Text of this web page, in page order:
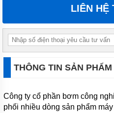
BƠM
NƯỚC
CHẠY
XĂNG
MÁY
BƠM
CHÂN
KHÔNG
LIÊN HỆ
THÔNG TIN SẢN PHẨM
Công ty cổ phần bơm công
phối nhiều dòng sản phẩm